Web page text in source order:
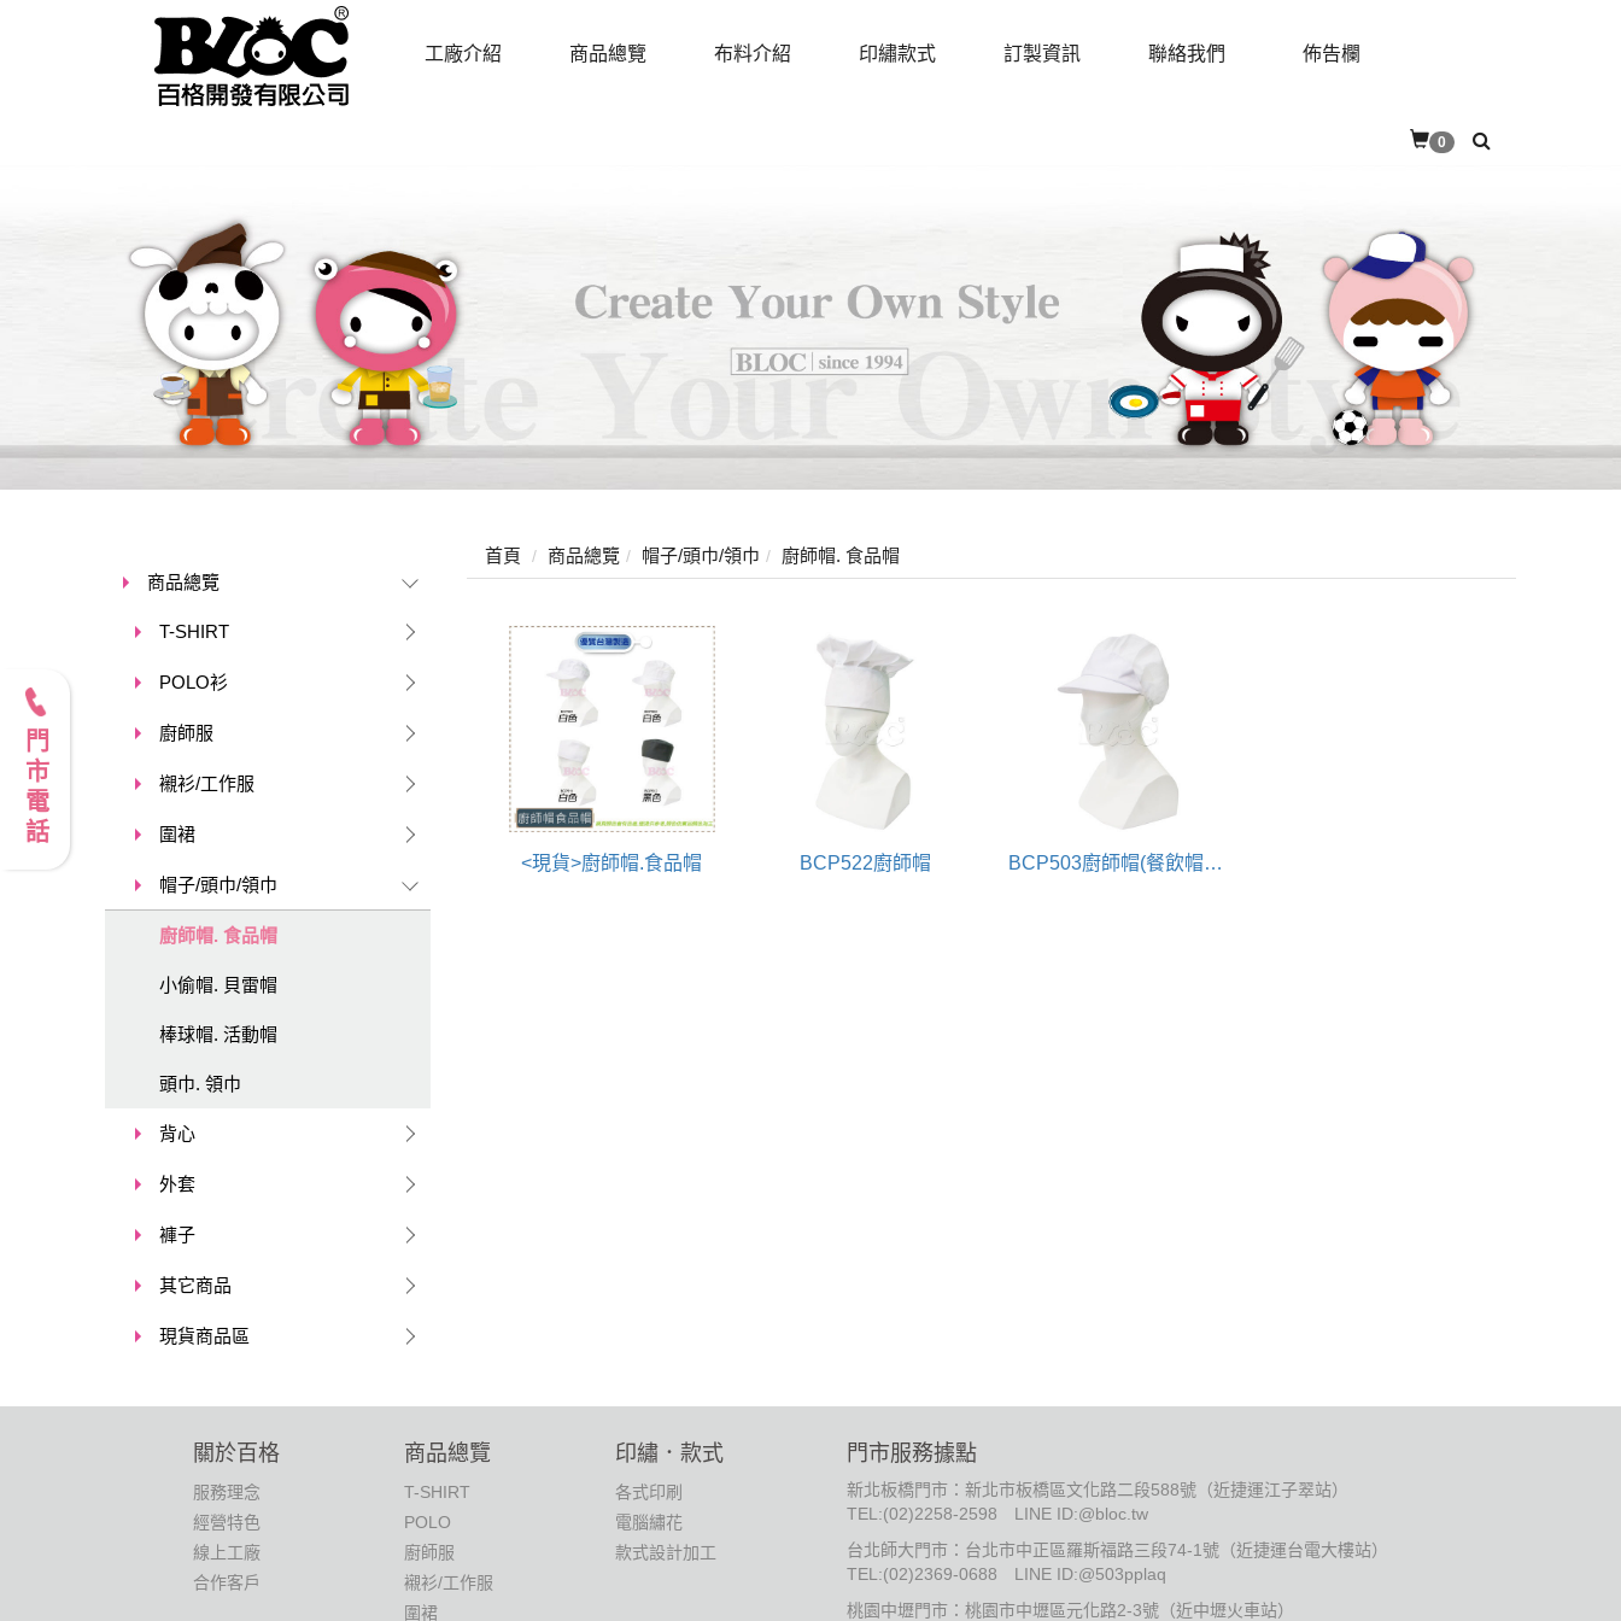
工廠介紹 商品總覽 布料介紹 印繡款式 訂製資訊 聯絡我們 佈告欄
0
商品總覽
T-SHIRT
POLO衫
廚師服
襯衫/工作服
圍裙
帽子/頭巾/領巾
廚師帽. 食品帽
小偷帽. 貝雷帽
棒球帽. 活動帽
頭巾. 領巾
背心
外套
褲子
其它商品
現貨商品區
首頁 商品總覽 帽子/頭巾/領巾 廚師帽. 食品帽
<現貨>廚師帽.食品帽 BCP522廚師帽 BCP503廚師帽(餐飲帽.食品帽.衛生帽)
關於百格
服務理念
經營特色
線上工廠
合作客戶
商品總覽
T-SHIRT
POLO
廚師服
襯衫/工作服
圍裙
印繡．款式
各式印刷
電腦繡花
款式設計加工
門市服務據點
新北板橋門市：新北市板橋區文化路二段588號（近捷運江子翠站）
TEL:(02)2258-2598
LINE ID:@bloc.tw
台北師大門市：台北市中正區羅斯福路三段74-1號（近捷運台電大樓站）
TEL:(02)2369-0688
LINE ID:@503pplaq
桃園中壢門市：桃園市中壢區元化路2-3號（近中壢火車站）
門市電話